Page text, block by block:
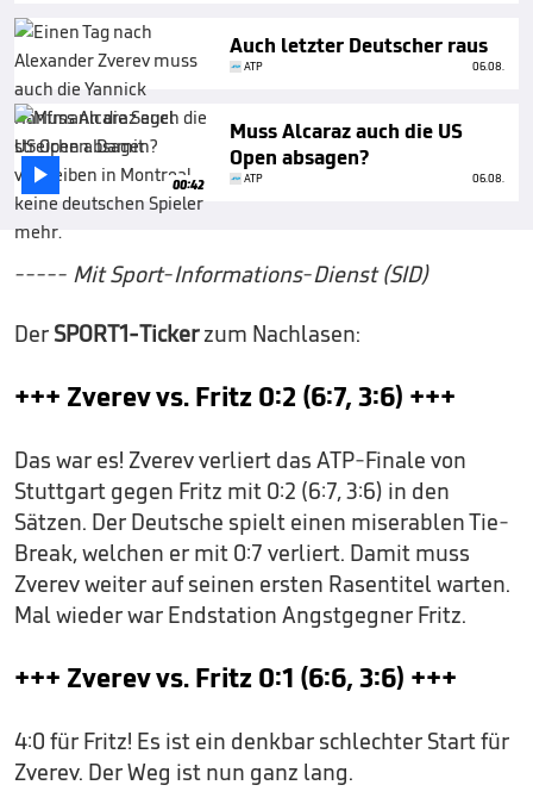
Auch letzter Deutscher raus
ATP 06.08.
 00:42
Muss Alcaraz auch die US
Open absagen?
ATP 06.08.
----- Mit Sport-Informations-Dienst (SID)
Der SPORT1-Tickerzum Nachlasen:
+++ Zverev vs. Fritz 0:2 (6:7, 3:6) +++
Das war es! Zverev verliert das ATP-Finale von
Stuttgart gegen Fritz mit 0:2 (6:7, 3:6) in den
Sätzen. Der Deutsche spielt einen miserablen Tie-
Break, welchen er mit 0:7 verliert. Damit muss
Zverev weiter auf seinen ersten Rasentitel warten.
Mal wieder war Endstation Angstgegner Fritz.
+++ Zverev vs. Fritz 0:1 (6:6, 3:6) +++
4:0 für Fritz! Es ist ein denkbar schlechter Start für
Zverev. Der Weg ist nun ganz lang.